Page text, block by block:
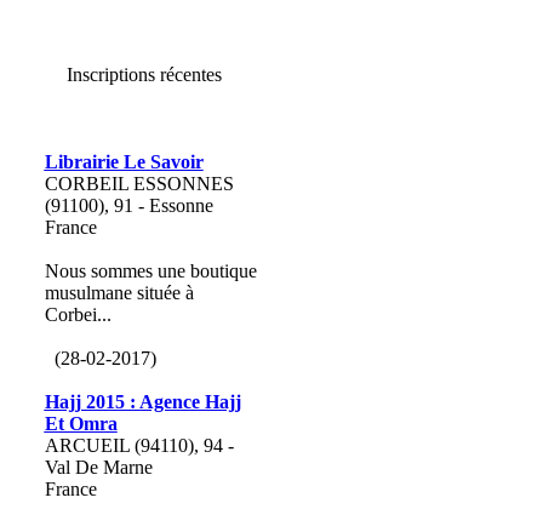
Inscriptions récentes
Librairie Le Savoir
CORBEIL ESSONNES
(91100), 91 - Essonne
France
Nous sommes une boutique
musulmane située à
Corbei...
(28-02-2017)
Hajj 2015 : Agence Hajj
Et Omra
ARCUEIL (94110), 94 -
Val De Marne
France